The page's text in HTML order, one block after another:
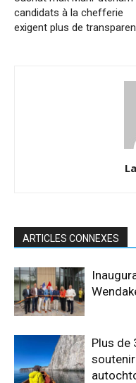
candidats à la chefferie
exigent plus de
ARTICLES CONNEXES
Plus de